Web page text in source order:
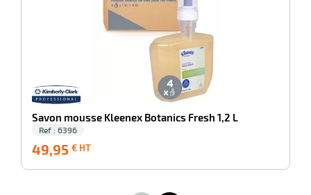
Savon mousse Kleenex Botanics Fresh 1,2 L
Ref : 6396
49,95 € HT
HT